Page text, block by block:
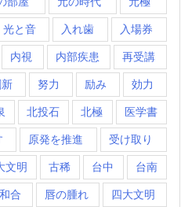
光と音 入れ歯 入場券
内視 内部疾患 再受講
努力 励み 効力
北投石 北極 医学書
原発を推進 受け取り
文明 古稀 台中 台南
和合 唇の腫れ 四大文明